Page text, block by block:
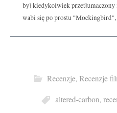
był kiedykolwiek
wabi się po prostu "Mockingbird",
Recenzje, Recenzje
altered-carbon,